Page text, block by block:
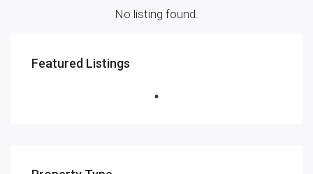
No listing found.
Featured Listings